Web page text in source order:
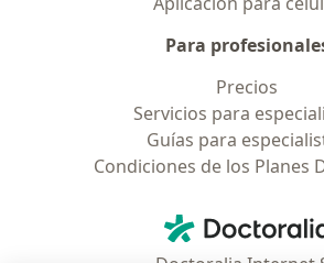
Para
Precios
Servicios para
Guías para
Condiciones de los Planes
Doctoralia -